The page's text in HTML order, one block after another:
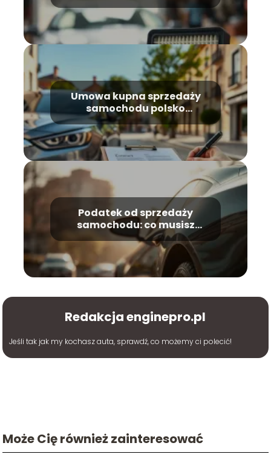
Umowa kupna sprzedaży
samochodu polsko
niemiecka: co musisz
wiedzieć?
Podatek od sprzedaży
samochodu: co musisz
wiedzieć?
Redakcja enginepro.pl
Jeśli tak jak my kochasz auta, sprawdź, co możemy ci polecić!
Może Cię również zainteresować